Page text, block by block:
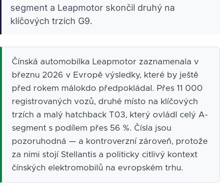
segment a Leapmotor skončil druhý na
klíčových trzích G9.
Čínská automobilka Leapmotor zaznamenala v
březnu 2026 v Evropě výsledky, které by ještě
před rokem málokdo předpokládal. Přes 11 000
registrovaných vozů, druhé místo na klíčových
trzích a malý hatchback T03, který ovládl celý A-
segment s podílem přes 56 %. Čísla jsou
pozoruhodná — a kontroverzní zároveň, protože
za nimi stojí Stellantis a politicky citlivý kontext
čínských elektromobilů na evropském trhu.